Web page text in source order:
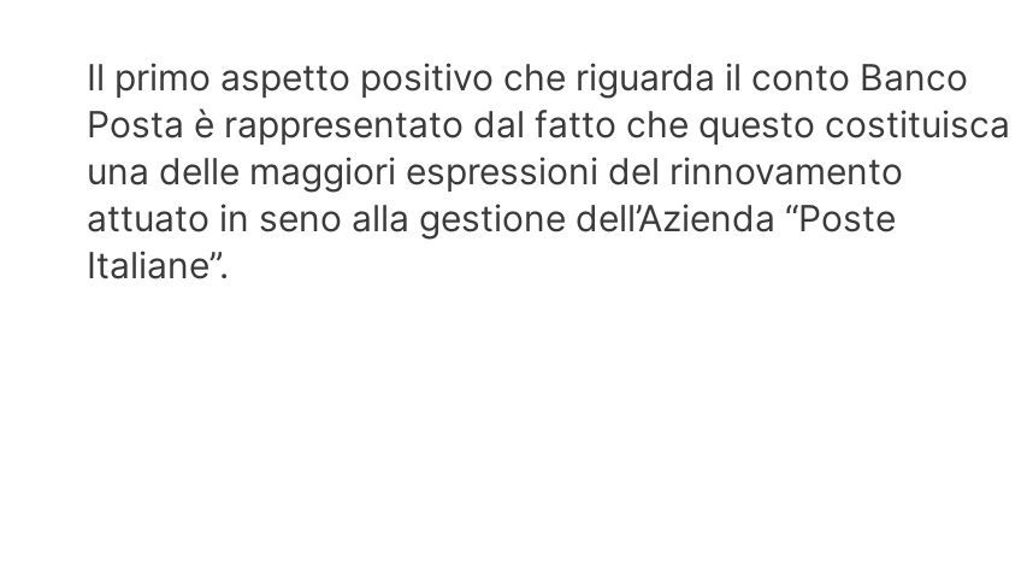
Il primo aspetto positivo che riguarda il conto Banco
Posta è rappresentato dal fatto che questo costituisca
una delle maggiori espressioni del rinnovamento
attuato in seno alla gestione dell’Azienda “Poste
Italiane”.